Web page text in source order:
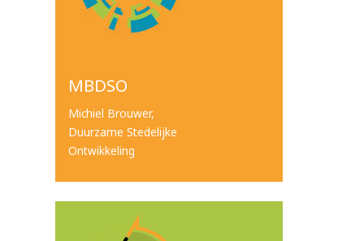
MBDSO
Michiel Brouwer,
Duurzame Stedelijke
Ontwikkeling